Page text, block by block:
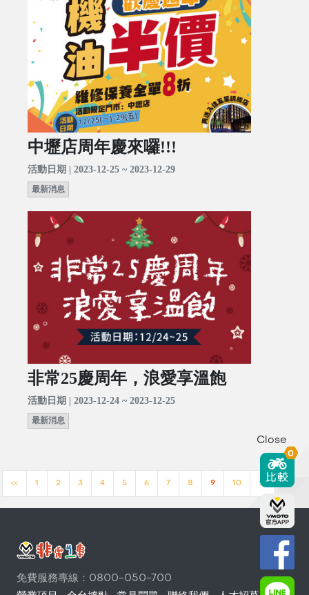
中壢店周年慶來囉!!!
活動日期 | 2023-12-25 ~ 2023-12-29
最新消息
非常25慶周年，浪愛享溫飽
活動日期 | 2023-12-24 ~ 2023-12-25
最新消息
<< 1 2 3 4 5 6 7 8 9 10 >>
免費服務專線：0800-050-700
Close
0